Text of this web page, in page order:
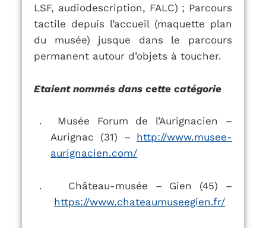
LSF, audiodescription, FALC) ; Parcours
tactile depuis l’accueil (maquette plan
du musée) jusque dans le parcours
permanent autour d’objets à toucher.
Etaient nommés dans cette catégorie
.
Musée Forum de l’Aurignacien –
Aurignac (31) – http://www.musee-
aurignacien.com/
.
Château-musée – Gien (45) –
https://www.chateaumuseegien.fr/